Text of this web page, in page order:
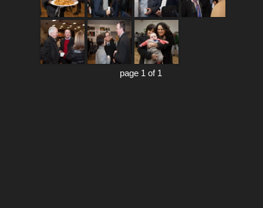
page 1 of 1